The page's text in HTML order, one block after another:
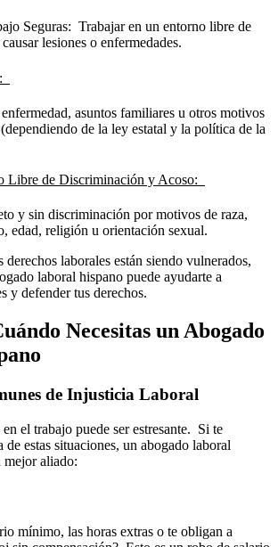
Seguras: Trabajar en un entorno libre de
lesiones o enfermedades.
asuntos familiares u otros motivos
de la ley estatal y la política de la
Libre de Discriminación y Acoso:
y sin discriminación por motivos de raza,
edad, religión u orientación sexual.
derechos laborales están siendo vulnerados,
laboral hispano puede ayudarte a
y defender tus derechos.
Necesitas un Abogado
de Injusticia Laboral
el trabajo puede ser estresante. Si te
de estas situaciones, un abogado laboral
mejor aliado:
mínimo, las horas extras o te obligan a